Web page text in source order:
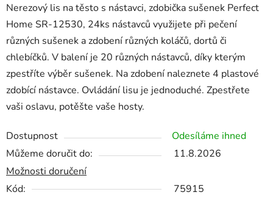
Nerezový lis na těsto s nástavci, zdobička sušenek Perfect
Home SR-12530, 24ks nástavců využijete při pečení
různých sušenek a zdobení různých koláčů, dortů či
chlebíčků. V balení je 20 různých nástavců, díky kterým
zpestříte výběr sušenek. Na zdobení naleznete 4 plastové
zdobící nástavce. Ovládání lisu je jednoduché. Zpestřete
vaši oslavu, potěšte vaše hosty.
Dostupnost
Odesíláme ihned
Můžeme doručit do:
11.8.2026
Možnosti doručení
Kód:
75915